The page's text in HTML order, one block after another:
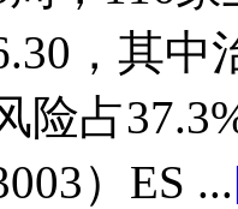
，其中
险占
）ES ...